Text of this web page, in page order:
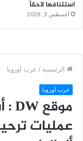
استئنافها لاحقاً
أغسطس 3, 2026